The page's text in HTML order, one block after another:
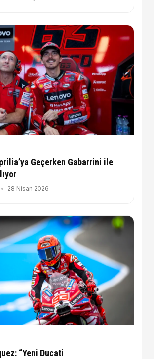
Geçerken Gabarrini ile
28 Nisan 2026
“Yeni Ducati